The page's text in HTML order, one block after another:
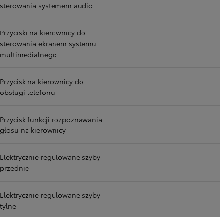
sterowania systemem audio
Przyciski na kierownicy do
sterowania ekranem systemu
multimedialnego
Przycisk na kierownicy do
obsługi telefonu
Przycisk funkcji rozpoznawania
głosu na kierownicy
Elektrycznie regulowane szyby
przednie
Elektrycznie regulowane szyby
tylne